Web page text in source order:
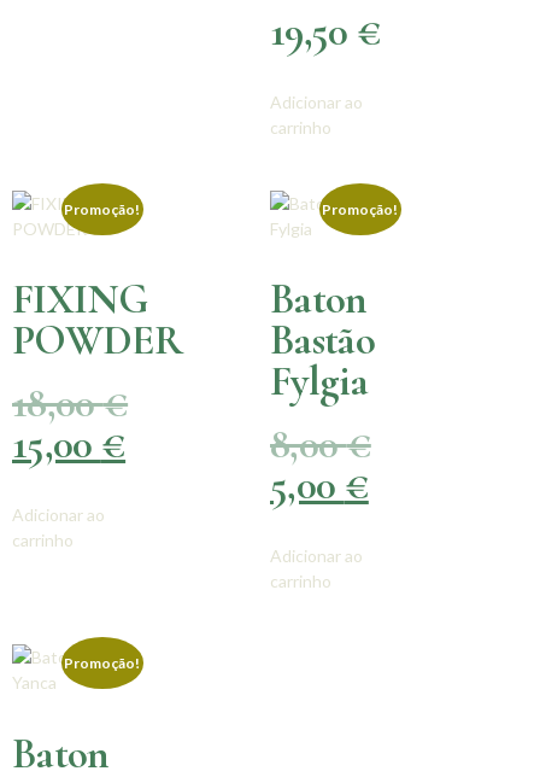
19,50 €
Adicionar ao
carrinho
Promoção!
FIXING
POWDER
18,00€
15,00 €
Adicionar ao
carrinho
Promoção!
Baton
Bastão
Fylgia
8,00€
5,00 €
Adicionar ao
carrinho
Promoção!
Baton